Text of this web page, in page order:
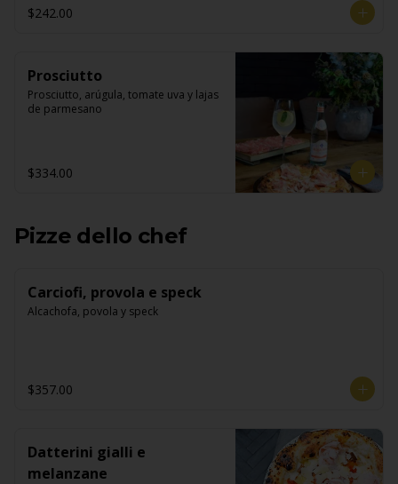
$242.00
Prosciutto
Prosciutto, arúgula, tomate uva y lajas
de parmesano
$334.00
Pizze dello chef
Carciofi, provola e speck
Alcachofa, povola y speck
$357.00
Datterini gialli e
melanzane